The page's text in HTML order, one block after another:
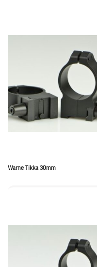
Warne Tikka 30mm